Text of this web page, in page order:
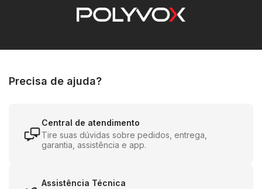
Precisa de ajuda?
Central de atendimento
Tire suas dúvidas sobre pedidos, entrega,
garantia, assistência e app.
Assistência Técnica